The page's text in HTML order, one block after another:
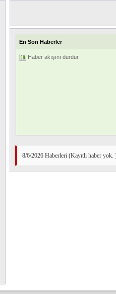
En Son Haberler
Haber akışını durdur.
8/6/2026 Haberleri (Kayıtlı haber yok.